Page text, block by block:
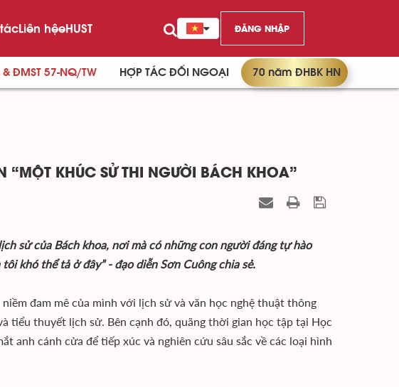
Liên hệeHUST ĐĂNG NHẬP
& ĐMST 57-NQ/TW HỢP TÁC ĐỐI NGOẠI 70 năm ĐHBK HN
KHÚC SỬ THI NGƯỜI BÁCH KHOA”
sử của Bách khoa, nơi mà có những con người đáng tự hào
khó thể tả ở đây” - đạo diễn Sơn Cuông chia sẻ.
đam mê của mình với lịch sử và văn học nghệ thuật thông
tiểu thuyết lịch sử. Bên cạnh đó, quãng thời gian học tập tại Học
anh cánh cửa để tiếp xúc và nghiên cứu sâu sắc về các loại hình